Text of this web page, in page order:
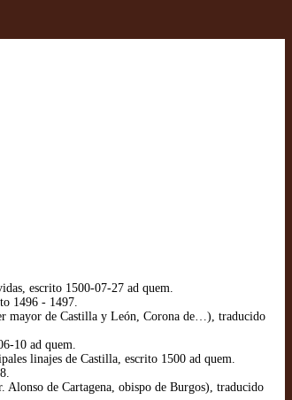
escrito 1500-07-27 ad quem.
1496 - 1497.
mayor de Castilla y León, Corona de…), traducido
10 ad quem.
linajes de Castilla, escrito 1500 ad quem.
de Cartagena, obispo de Burgos), traducido